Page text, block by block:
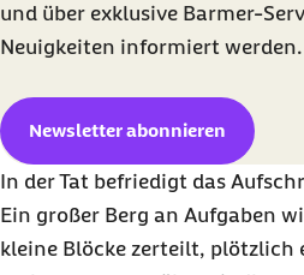
und über exklusive Barmer-
Neuigkeiten informiert werden.
Newsletter abonnieren
In der Tat befriedigt das
Ein großer Berg an Aufgaben
kleine Blöcke zerteilt, plötzlich